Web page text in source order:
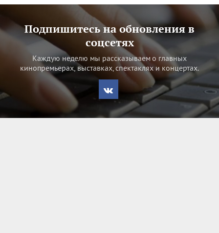
Подпишитесь на обновления в
соцсетях
Каждую неделю мы рассказываем о главных
кинопремьерах, выставках, спектаклях и концертах.